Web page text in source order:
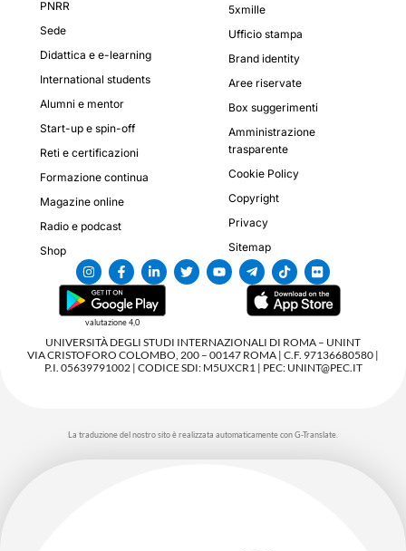
PNRR
Sede
Didattica e e-learning
International students
Alumni e mentor
Start-up e spin-off
Reti e certificazioni
Formazione continua
Magazine online
Radio e podcast
Shop
5xmille
Ufficio stampa
Brand identity
Aree riservate
Box suggerimenti
Amministrazione
trasparente
Cookie Policy
Copyright
Privacy
Sitemap
valutazione 4,0
UNIVERSITÀ DEGLI STUDI INTERNAZIONALI DI ROMA – UNINT
VIA CRISTOFORO COLOMBO, 200 – 00147 ROMA | C.F. 97136680580 |
P.I. 05639791002 | CODICE SDI: M5UXCR1 | PEC: UNINT@PEC.IT
La traduzione del nostro sito è realizzata automaticamente con G-Translate.